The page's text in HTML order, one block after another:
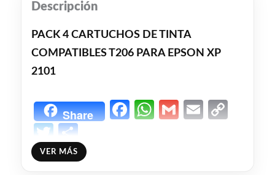
Descripción
PACK 4 CARTUCHOS DE TINTA
COMPATIBLES T206 PARA EPSON XP
2101
Share Facebook
WhatsApp
Gmail
Email
Twitter
VER MÁS